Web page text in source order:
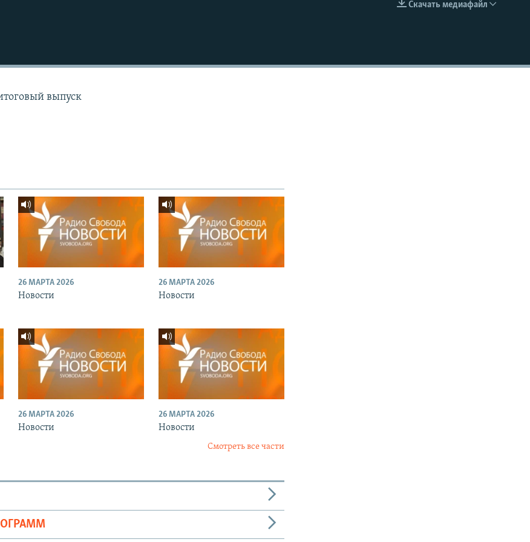
EMBED
Скачать медиафайл
выпуск
26 МАРТА 2026
Новости
26 МАРТА 2026
Новости
26 МАРТА 2026
Новости
26 МАРТА 2026
Новости
Смотреть все части